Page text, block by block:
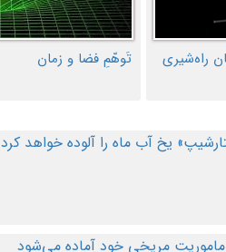
راه‌شیری
تَوهّمِ فضا و زمان
یخ آب ماه را آلوده خواهد کرد
مریخی خود آماده می‌شود